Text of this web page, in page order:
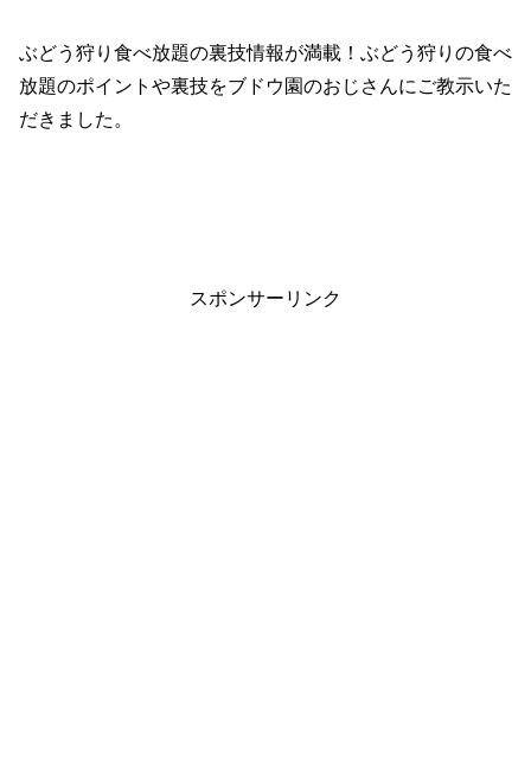
ぶどう狩り食べ放題の裏技情報が満載！ぶどう狩りの食べ
放題のポイントや裏技をブドウ園のおじさんにご教示いた
だきました。
スポンサーリンク